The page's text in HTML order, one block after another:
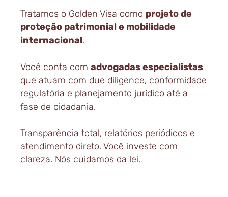
Tratamos o Golden Visa como projeto de
proteção patrimonial e mobilidade
internacional.
Você conta com advogadas especialistas
que atuam com due diligence, conformidade
regulatória e planejamento jurídico até a
fase de cidadania.
Transparência total, relatórios periódicos e
atendimento direto. Você investe com
clareza. Nós cuidamos da lei.